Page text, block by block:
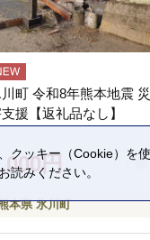
町 令和8年熊本地震 災
援【返礼品なし】
円
本県 氷川町
クッキー（Cookie）を
読みください。